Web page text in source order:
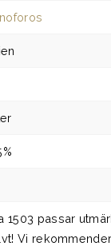
1503 passar
Vi